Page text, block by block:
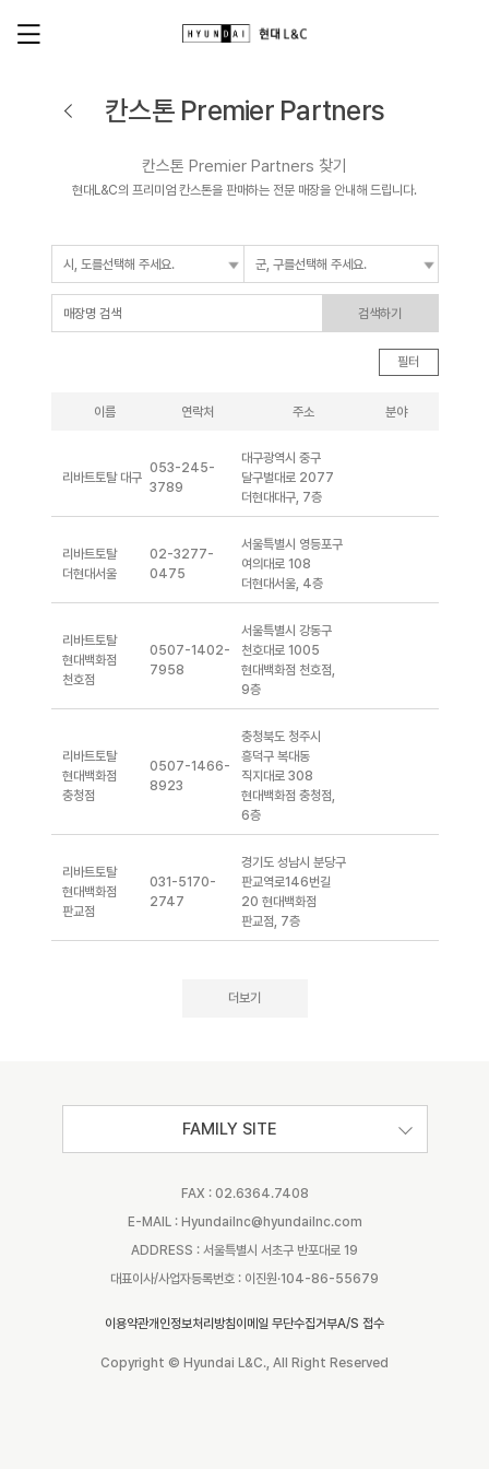
칸스톤 Premier Partners
칸스톤 Premier Partners 찾기
현대L&C의 프리미엄 칸스톤을 판매하는 전문 매장을 안내해 드립니다.
검색하기
필터
이름 연락처 주소 분야
리바트토탈 대구
053-245-
3789
대구광역시 중구
달구벌대로 2077
더현대대구, 7층
리바트토탈
더현대서울
02-3277-
0475
서울특별시 영등포구
여의대로 108
더현대서울, 4층
리바트토탈
현대백화점
천호점
0507-1402-
7958
서울특별시 강동구
천호대로 1005
현대백화점 천호점,
9층
리바트토탈
현대백화점
충청점
0507-1466-
8923
충청북도 청주시
흥덕구 복대동
직지대로 308
현대백화점 충청점,
6층
리바트토탈
현대백화점
판교점
031-5170-
2747
경기도 성남시 분당구
판교역로146번길
20 현대백화점
판교점, 7층
더보기
FAMILY SITE
FAX : 02.6364.7408
E-MAIL : Hyundailnc@hyundailnc.com
ADDRESS : 서울특별시 서초구 반포대로 19
대표이사/사업자등록번호 : 이진원·104-86-55679
이용약관개인정보처리방침이메일 무단수집거부A/S 접수
Copyright © Hyundai L&C., All Right Reserved